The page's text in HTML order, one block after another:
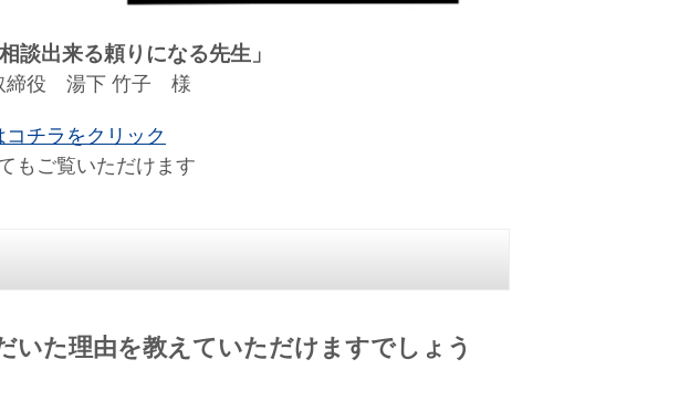
談出来る頼りになる先生」
締役 湯下 竹子 様
チラをクリック
もご覧いただけます
いた理由を教えていただけますでしょう